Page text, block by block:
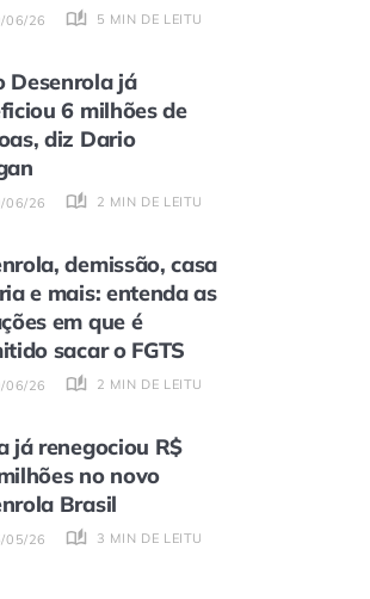
06/26 5 MIN DE LEITURA
Desenrola já
6 milhões de
diz Dario
06/26 2 MIN DE LEITURA
demissão, casa
e mais: entenda as
em que é
sacar o FGTS
06/26 2 MIN DE LEITURA
já renegociou R$
no novo
Brasil
05/26 3 MIN DE LEITURA